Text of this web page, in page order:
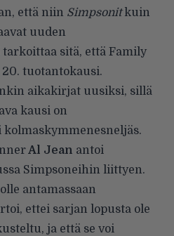
että niin Simpsonitkuin
uuden
sitä, että Family
20. tuotantokausi.
aikakirjat uusiksi, sillä
kausi on
Al Jean antoi
Simpsoneihin liittyen.
antamassaan
ettei sarjan lopusta ole
ja että se voi